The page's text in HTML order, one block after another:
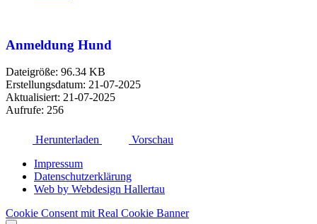
Anmeldung Hund
Dateigröße: 96.34 KB
Erstellungsdatum: 21-07-2025
Aktualisiert: 21-07-2025
Aufrufe: 256
Herunterladen
Vorschau
Impressum
Datenschutzerklärung
Web by Webdesign Hallertau
Cookie Consent mit Real Cookie Banner